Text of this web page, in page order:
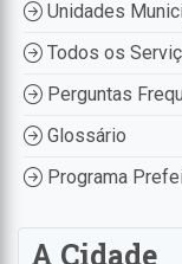
Unidades
Todos os
Perguntas
Glossário
Programa
A Cidade